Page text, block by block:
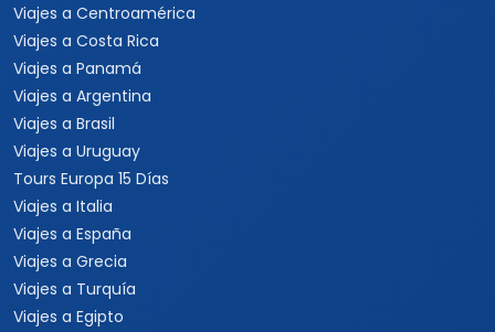
Viajes a Centroamérica
Viajes a Costa Rica
Viajes a Panamá
Viajes a Argentina
Viajes a Brasil
Viajes a Uruguay
Tours Europa 15 Días
Viajes a Italia
Viajes a España
Viajes a Grecia
Viajes a Turquía
Viajes a Egipto